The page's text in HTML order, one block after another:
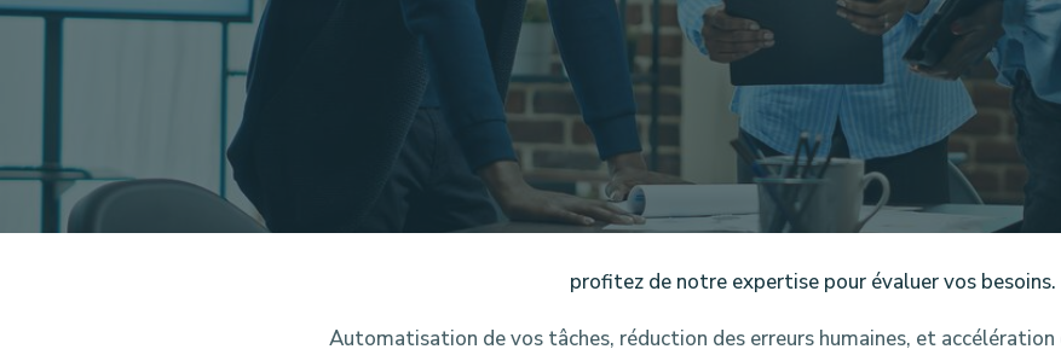
profitez de notre expertise pour évaluer vos besoins.
Automatisation de vos tâches, réduction des erreurs humaines, et accélération